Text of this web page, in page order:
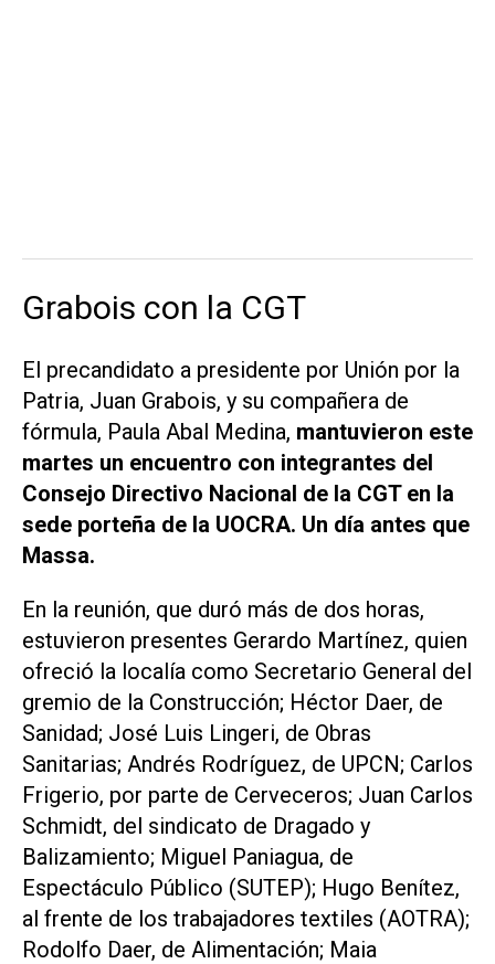
Grabois con la CGT
El precandidato a presidente por Unión por la
Patria, Juan Grabois, y su compañera de
fórmula, Paula Abal Medina, mantuvieron este
martes un encuentro con integrantes del
Consejo Directivo Nacional de la CGT en la
sede porteña de la UOCRA. Un día antes que
Massa.
En la reunión, que duró más de dos horas,
estuvieron presentes Gerardo Martínez, quien
ofreció la localía como Secretario General del
gremio de la Construcción; Héctor Daer, de
Sanidad; José Luis Lingeri, de Obras
Sanitarias; Andrés Rodríguez, de UPCN; Carlos
Frigerio, por parte de Cerveceros; Juan Carlos
Schmidt, del sindicato de Dragado y
Balizamiento; Miguel Paniagua, de
Espectáculo Público (SUTEP); Hugo Benítez,
al frente de los trabajadores textiles (AOTRA);
Rodolfo Daer, de Alimentación; Maia